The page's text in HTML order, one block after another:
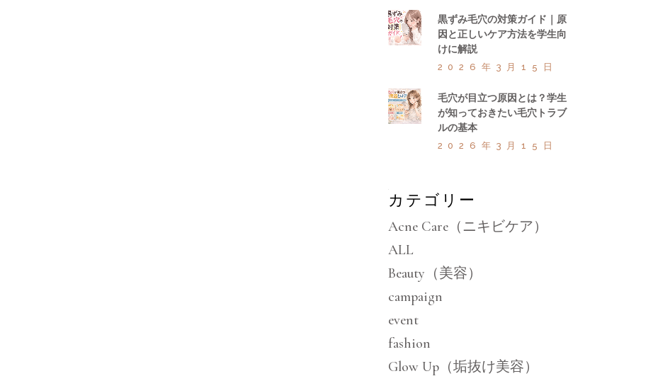
黒ずみ毛穴の対策ガイド｜原
因と正しいケア方法を学生向
けに解説
2026年3月15日
毛穴が目立つ原因とは？学生
が知っておきたい毛穴トラブ
ルの基本
2026年3月15日
カテゴリー
Acne Care（ニキビケア）
ALL
Beauty（美容）
campaign
event
fashion
Glow Up（垢抜け美容）